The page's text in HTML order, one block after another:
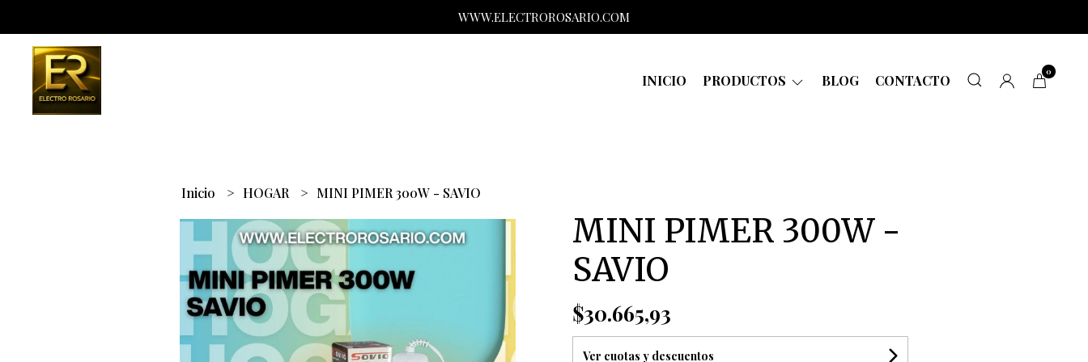
WWW.ELECTROROSARIO.COM
INICIO PRODUCTOS BLOG CONTACTO
0
Inicio HOGAR MINI PIMER 300W - SAVIO
MINI PIMER 300W -
SAVIO
$30.665,93
Ver cuotas y descuentos